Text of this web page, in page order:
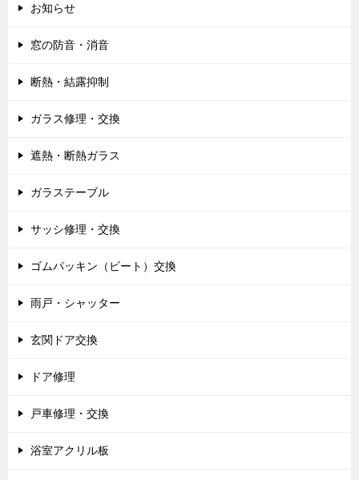
お知らせ
窓の防音・消音
断熱・結露抑制
ガラス修理・交換
遮熱・断熱ガラス
ガラステーブル
サッシ修理・交換
ゴムパッキン（ビート）交換
雨戸・シャッター
玄関ドア交換
ドア修理
戸車修理・交換
浴室アクリル板